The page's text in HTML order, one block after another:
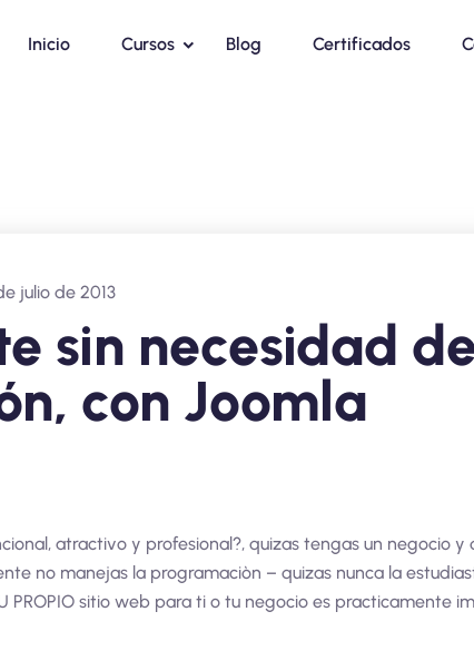
Inicio Cursos Blog Certificados
julio de 2013
sin necesidad
con Joomla
atractivo y profesional?, quizas tengas un negocio y
no manejas la programaciòn – quizas nunca la
PROPIO sitio web para ti o tu negocio es practicamente